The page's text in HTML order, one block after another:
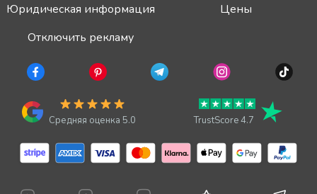
Юридическая информация
Цены
Отключить рекламу
Средняя оценка 5.0 TrustScore 4.7